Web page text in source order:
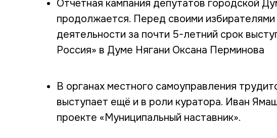
Отчётная кампания депутатов городской
продолжается. Перед своими
деятельности за почти 5-летний срок
Россия» в Думе Нягани Оксана Перминова
В органах местного самоуправления
выступает ещё и в роли куратора. Иван
проекте «Муниципальный наставник».